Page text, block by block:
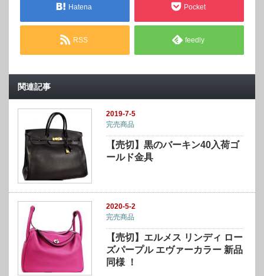
Hatena Pocket
RSS feedly
関連記事
2019-7-5
完売商品
【売切】黒のバーキン40入荷ゴ
ールド金具
2020-5-2
完売商品
【売切】エルメス リンディ ロー
ズパープル エヴァーカラー 新品
同様 ！